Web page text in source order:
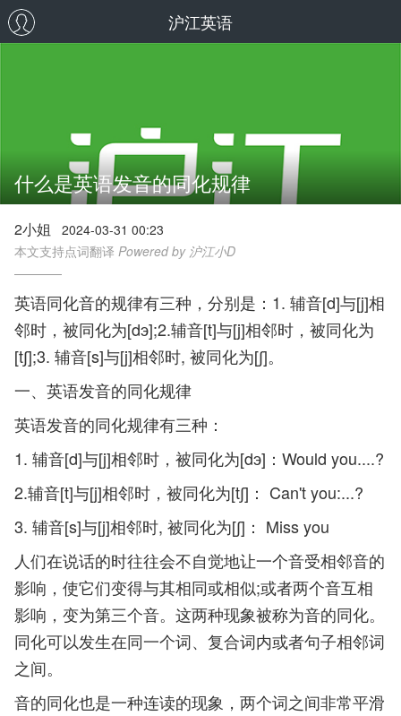
沪江英语
什么是英语发音的同化规律
2小姐
2024-03-31 00:23
本文支持点词翻译 Powered by 沪江小D
英语同化音的规律有三种，分别是：1. 辅音[d]与[j]相
邻时，被同化为[dэ];2.辅音[t]与[j]相邻时，被同化为
[t∫];3. 辅音[s]与[j]相邻时, 被同化为[∫]。
一、英语发音的同化规律
英语发音的同化规律有三种：
1. 辅音[d]与[j]相邻时，被同化为[dэ]：Would you....?
2.辅音[t]与[j]相邻时，被同化为[t∫]： Can't you:...?
3. 辅音[s]与[j]相邻时, 被同化为[∫]： Miss you
人们在说话的时往往会不自觉地让一个音受相邻音的
影响，使它们变得与其相同或相似;或者两个音互相
影响，变为第三个音。这两种现象被称为音的同化。
同化可以发生在同一个词、复合词内或者句子相邻词
之间。
音的同化也是一种连读的现象，两个词之间非常平滑